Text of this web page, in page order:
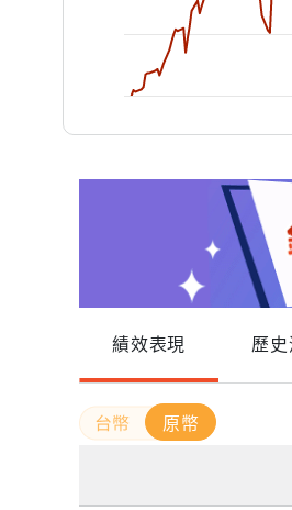
績效表現 歷
原幣